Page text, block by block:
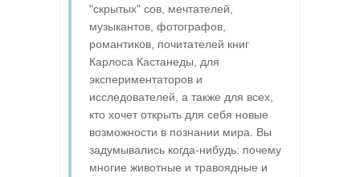
"скрытых" сов, мечтателей,
музыкантов, фотографов,
романтиков, почитателей книг
Карлоса Кастанеды, для
экспериментаторов и
исследователей, а также для всех,
кто хочет открыть для себя новые
возможности в познании мира. Вы
задумывались когда-нибудь: почему
многие животные и травоядные и